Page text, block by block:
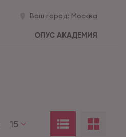
Ваш город: Москва
ОПУС АКАДЕМИЯ
15